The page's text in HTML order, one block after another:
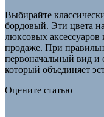
Выбирайте
бордовый. Эти цвета
люксовых
продаже. При
первоначальный вид и
который объединяет
Оцените статью